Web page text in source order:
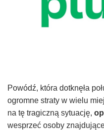
Powódź, która dotknęła
ogromne straty w wielu
na tę tragiczną sytuację,
wesprzeć osoby